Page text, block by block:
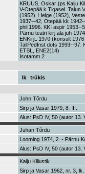
KRUUS, Oskar (ps Kalju
V-Otepää k Tigasel. Talun
(1952). Helge (1952),
1937--42, Otepää kk
phil 1996. KKI aspir 1953--
Pärnu teatri kirj.ala juh
ENKirjL 1970 (konsult
TallPedInst dots 1993--97.
ETBL, ENE2(14)
Isotamm 2
lk
trükis
John Tõrdu
Sirp ja Vasar 1979, 8. III.
Alus: PsD IV, 50 (autor 13.
Juhan Tõrdu
Looming 1974, 2. - Pärnu
Alus: PsD IV, 50 (autor 13.
Kalju Killustik
Sirp ja Vasar 1962, nr. 3, lk.